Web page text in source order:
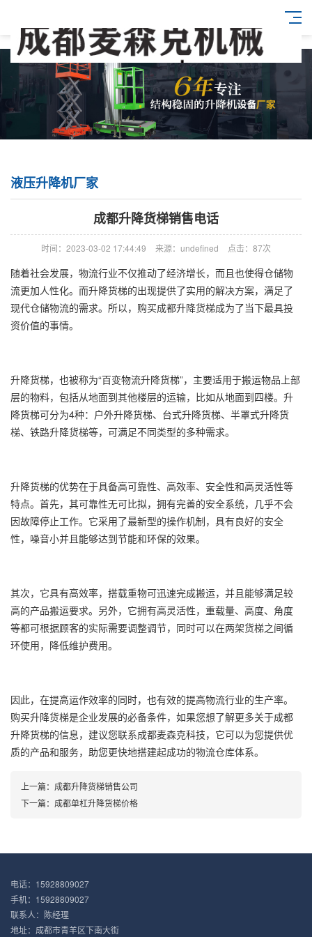
液压升降机厂家
成都升降货梯销售电话
时间：2023-03-02 17:44:49 来源：undefined 点击：87次
随着社会发展，物流行业不仅推动了经济增长，而且也使得仓储物
流更加人性化。而升降货梯的出现提供了实用的解决方案，满足了
现代仓储物流的需求。所以，购买成都升降货梯成为了当下最具投
资价值的事情。
升降货梯，也被称为“百变物流升降货梯”，主要适用于搬运物品上部
层的物料，包括从地面到其他楼层的运输，比如从地面到四楼。升
降货梯可分为4种：户外升降货梯、台式升降货梯、半罩式升降货
梯、铁路升降货梯等，可满足不同类型的多种需求。
升降货梯的优势在于具备高可靠性、高效率、安全性和高灵活性等
特点。首先，其可靠性无可比拟，拥有完善的安全系统，几乎不会
因故障停止工作。它采用了最新型的操作机制，具有良好的安全
性，噪音小并且能够达到节能和环保的效果。
其次，它具有高效率，搭载重物可迅速完成搬运，并且能够满足较
高的产品搬运要求。另外，它拥有高灵活性，重载量、高度、角度
等都可根据顾客的实际需要调整调节，同时可以在两架货梯之间循
环使用，降低维护费用。
因此，在提高运作效率的同时，也有效的提高物流行业的生产率。
购买升降货梯是企业发展的必备条件，如果您想了解更多关于成都
升降货梯的信息，建议您联系成都麦森克科技，它可以为您提供优
质的产品和服务，助您更快地搭建起成功的物流仓库体系。
上一篇： 成都升降货梯销售公司
下一篇： 成都单杠升降货梯价格
电话：15928809027
手机：15928809027
联系人：陈经理
地址：成都市青羊区下南大街